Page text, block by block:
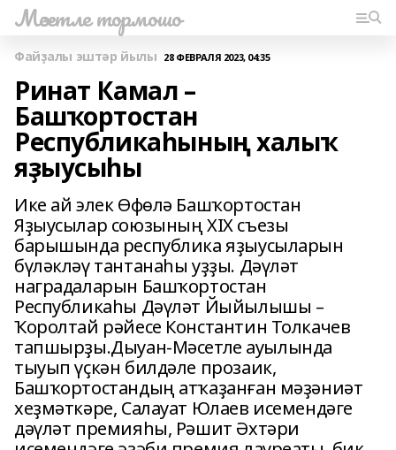
Мәсетле тормошо
Файҙалы эштәр йылы 28 ФЕВРАЛЯ 2023, 04:35
Ринат Камал –
Башҡортостан
Республикаһының халыҡ
яҙыусыһы
Ике ай элек Өфөлә Башҡортостан
Яҙыусылар союзының ХIХ съезы
барышында республика яҙыусыларын
бүләкләү тантанаһы уҙҙы. Дәүләт
наградаларын Башҡортостан
Республикаһы Дәүләт Йыйылышы –
Ҡоролтай рәйесе Константин Толкачев
тапшырҙы.Дыуан-Мәсетле ауылында
тыуып үҫкән билдәле прозаик,
Башҡортостандың атҡаҙанған мәҙәниәт
хеҙмәткәре, Салауат Юлаев исемендәге
дәүләт премияһы, Рәшит Әхтәри